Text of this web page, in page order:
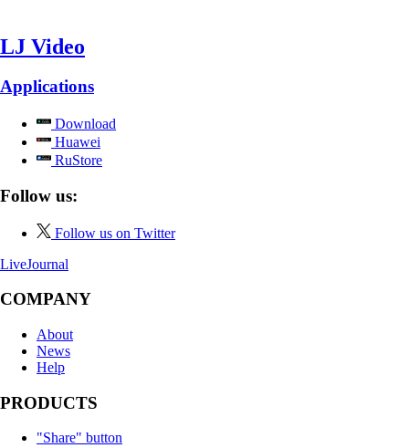
LJ Video
Applications
Download
Huawei
RuStore
Follow us:
Follow us on Twitter
LiveJournal
COMPANY
About
News
Help
PRODUCTS
"Share" button